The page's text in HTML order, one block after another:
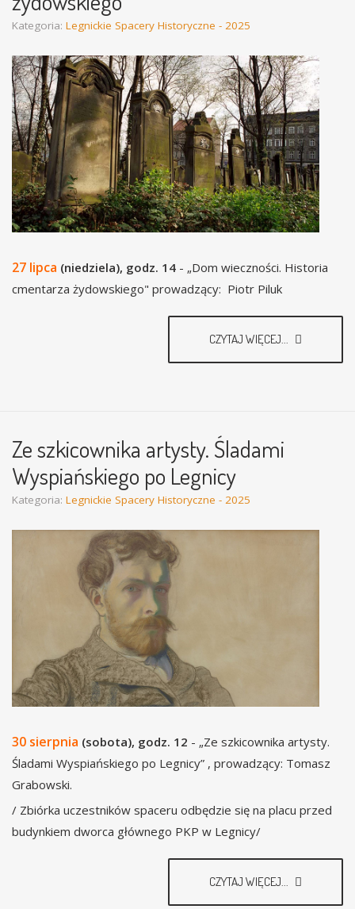
Kategoria: Legnickie Spacery Historyczne - 2025
27 lipca (niedziela), godz. 14 - „Dom wieczności. Historia
cmentarza żydowskiego" prowadzący: Piotr Piluk
CZYTAJ WIĘCEJ...
Ze szkicownika artysty. Śladami
Wyspiańskiego po Legnicy
Kategoria: Legnickie Spacery Historyczne - 2025
30 sierpnia (sobota), godz. 12 - „Ze szkicownika artysty.
Śladami Wyspiańskiego po Legnicy” , prowadzący: Tomasz
Grabowski.
/ Zbiórka uczestników spaceru odbędzie się na placu przed
budynkiem dworca głównego PKP w Legnicy/
CZYTAJ WIĘCEJ...